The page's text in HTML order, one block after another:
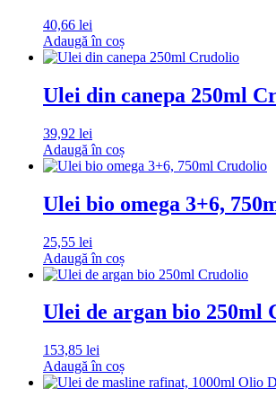
40,66 lei
Adaugă în coș
Ulei din canepa 250ml
39,92 lei
Adaugă în coș
Ulei bio omega 3+6,
25,55 lei
Adaugă în coș
Ulei de argan bio 250ml
153,85 lei
Adaugă în coș